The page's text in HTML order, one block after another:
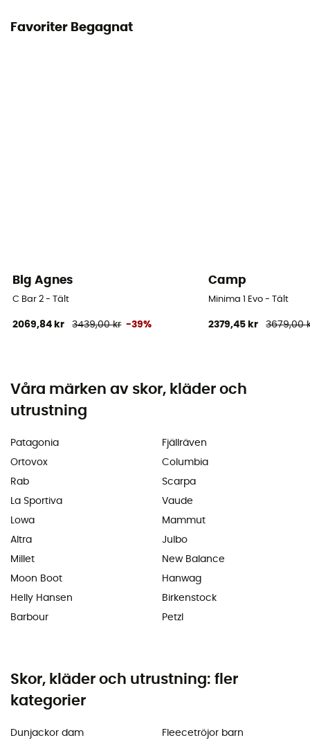
Favoriter Begagnat
Big Agnes
C Bar 2 - Tält
2069,84 kr 3439,00 kr -39%
Camp
Minima 1 Evo - Tält
2379,45 kr 3679,00
Våra märken av skor, kläder och
utrustning
Patagonia
Ortovox
Rab
La Sportiva
Lowa
Altra
Millet
Moon Boot
Helly Hansen
Barbour
Fjällräven
Columbia
Scarpa
Vaude
Mammut
Julbo
New Balance
Hanwag
Birkenstock
Petzl
Skor, kläder och utrustning: fler
kategorier
Dunjackor dam
Fleecetröjor barn